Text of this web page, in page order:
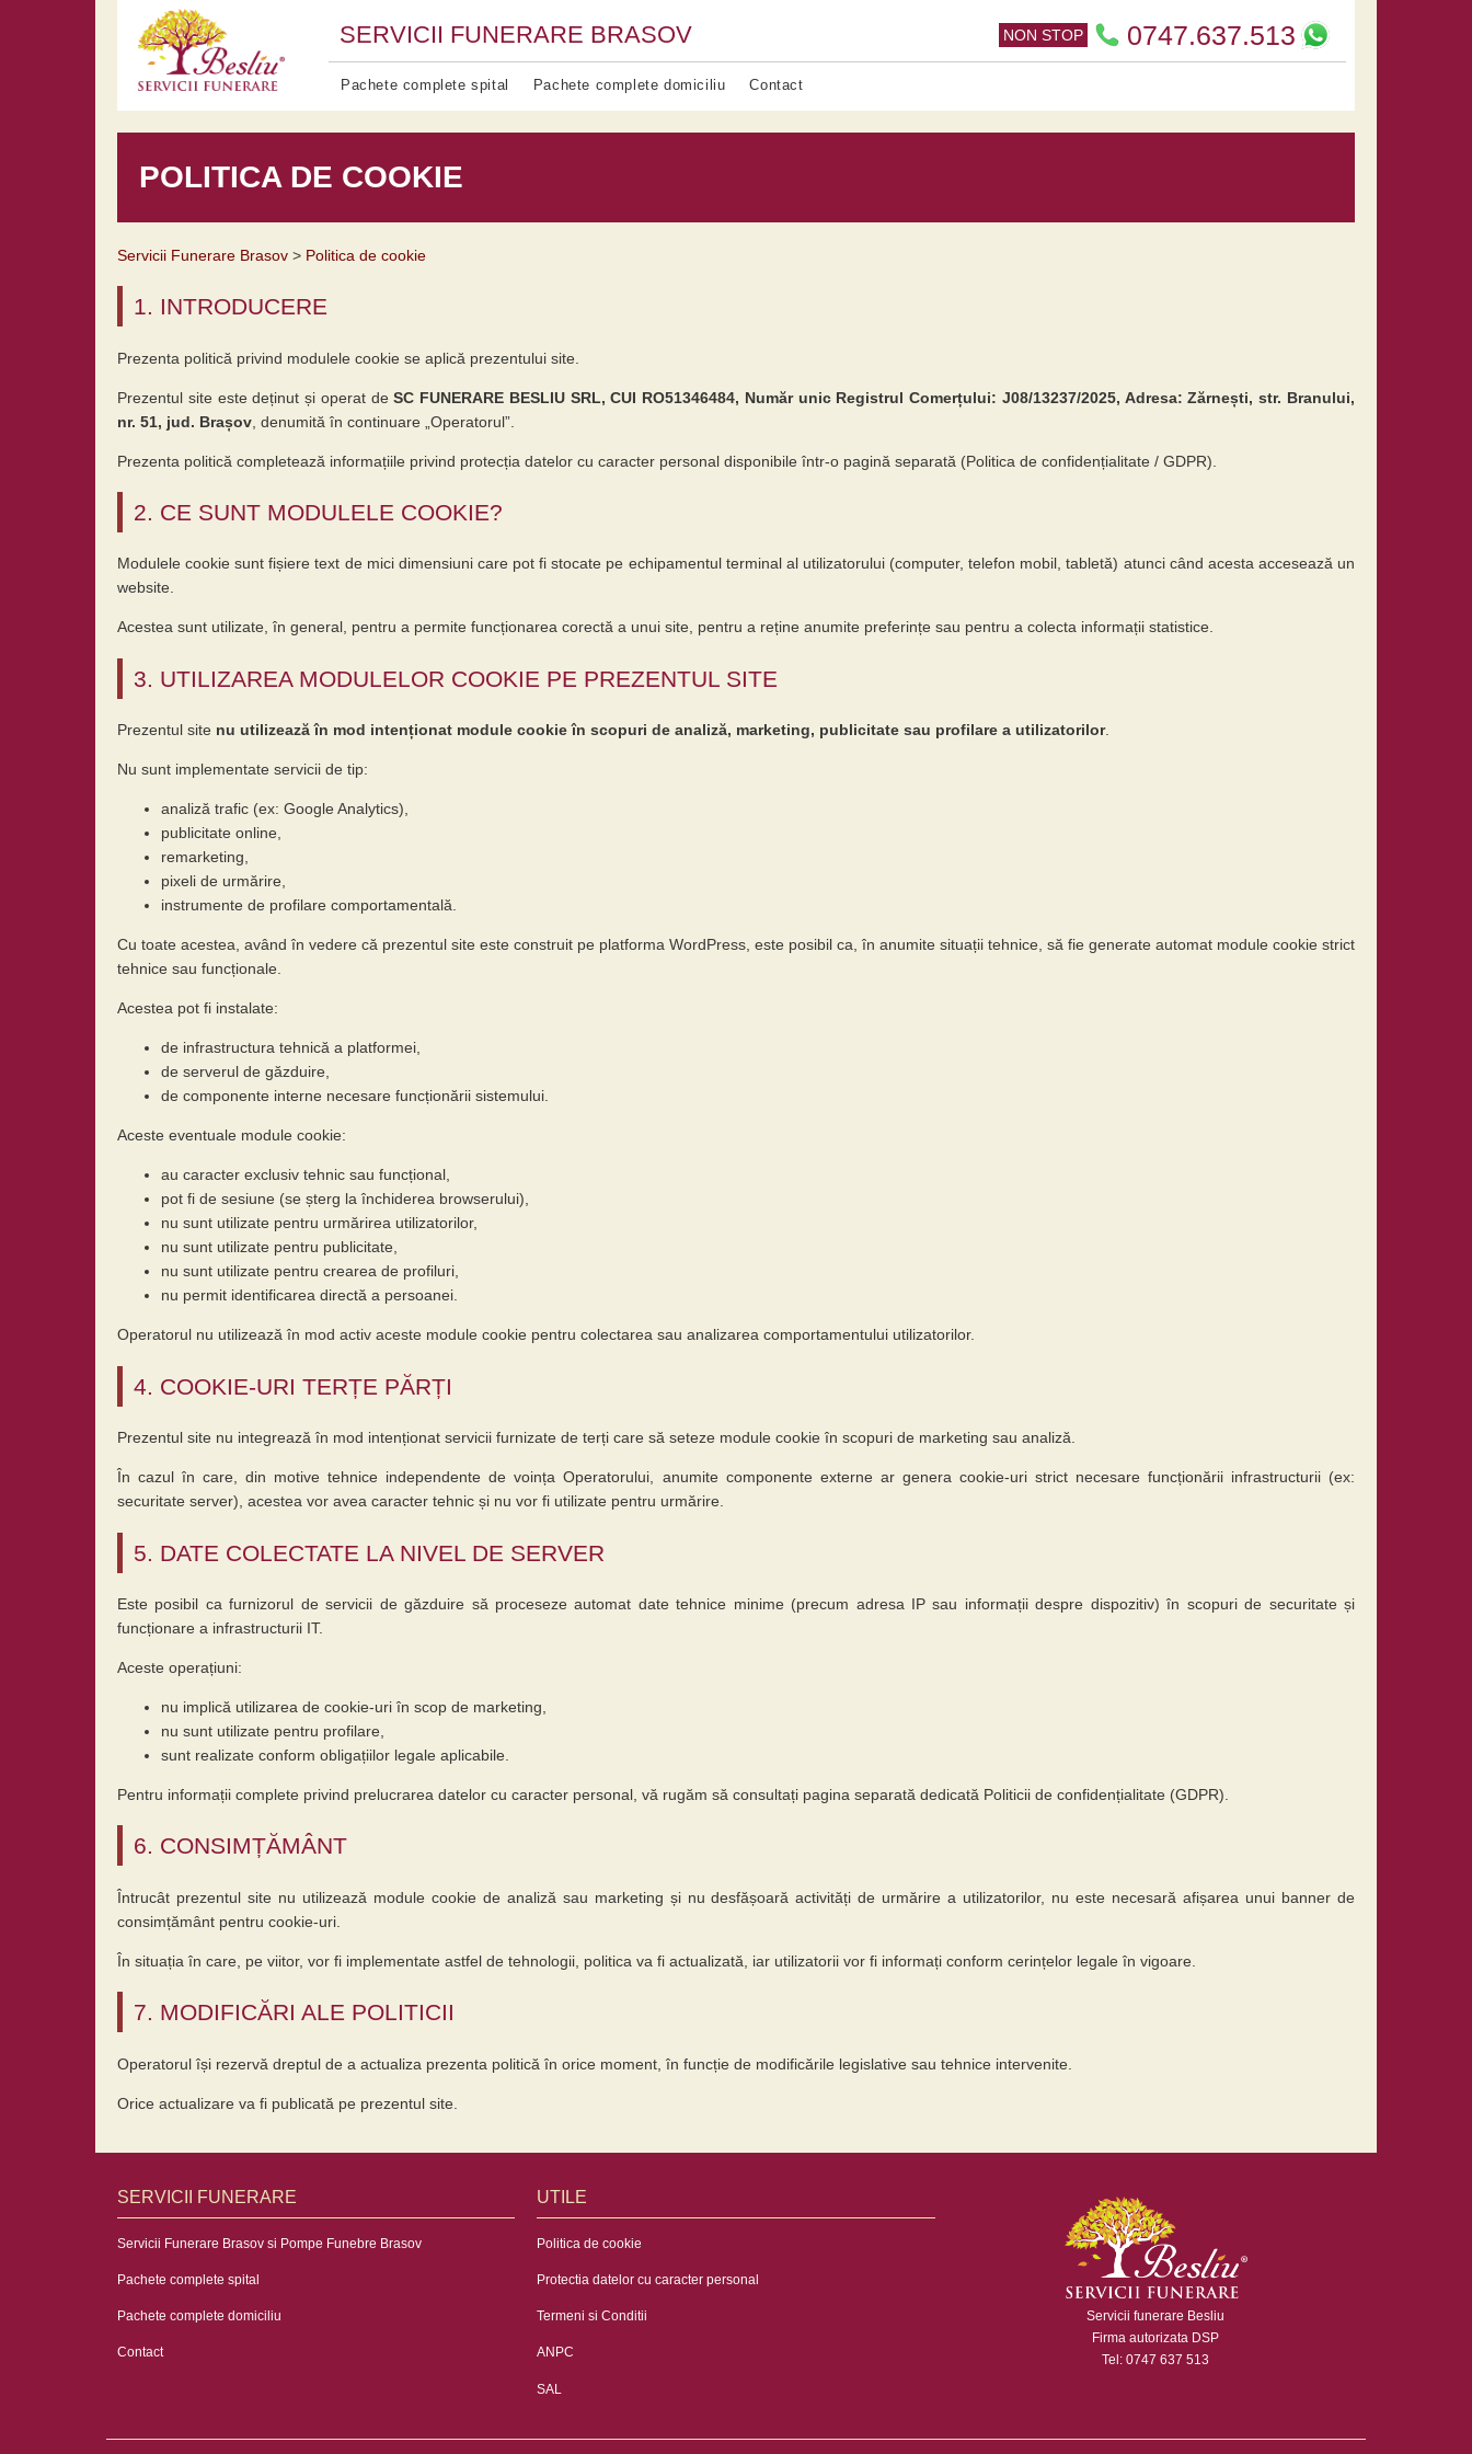
SERVICII FUNERARE BRASOV NON STOP 0747.637.513
Pachete complete spital Pachete complete domiciliu Contact
POLITICA DE COOKIE
Servicii Funerare Brasov Politica de cookie
1. INTRODUCERE
Prezenta politică privind modulele cookie se aplică prezentului site.
Prezentul site este deținut și operat deSC FUNERARE BESLIU SRL, CUI RO51346484, Număr unic Registrul Comerțului: J08/13237/2025, Adresa: Zărnești, str. Branului,
nr. 51, jud. Brașov , denumită în continuare „Operatorul”.
Prezenta politică completează informațiile privind protecția datelor cu caracter personal disponibile într-o pagină separată (Politica de confidențialitate / GDPR).
2. CE SUNT MODULELE COOKIE?
Modulele cookie sunt fișiere text de mici dimensiuni care pot fi stocate pe echipamentul terminal al utilizatorului (computer, telefon mobil, tabletă) atunci când acesta accesează un
website.
Acestea sunt utilizate, în general, pentru a permite funcționarea corectă a unui site, pentru a reține anumite preferințe sau pentru a colecta informații statistice.
3. UTILIZAREA MODULELOR COOKIE PE PREZENTUL SITE
Prezentul site nu utilizează în mod intenționat module cookie în scopuri de analiză, marketing, publicitate sau profilare a utilizatorilor.
Nu sunt implementate servicii de tip:
analiză trafic (ex: Google Analytics),
publicitate online,
remarketing,
pixeli de urmărire,
instrumente de profilare comportamentală.
Cu toate acestea, având în vedere că prezentul site este construit pe platforma WordPress, este posibil ca, în anumite situații tehnice, să fie generate automat module cookie strict
tehnice sau funcționale.
Acestea pot fi instalate:
de infrastructura tehnică a platformei,
de serverul de găzduire,
de componente interne necesare funcționării sistemului.
Aceste eventuale module cookie:
au caracter exclusiv tehnic sau funcțional,
pot fi de sesiune (se șterg la închiderea browserului),
nu sunt utilizate pentru urmărirea utilizatorilor,
nu sunt utilizate pentru publicitate,
nu sunt utilizate pentru crearea de profiluri,
nu permit identificarea directă a persoanei.
Operatorul nu utilizează în mod activ aceste module cookie pentru colectarea sau analizarea comportamentului utilizatorilor.
4. COOKIE-URI TERȚE PĂRȚI
Prezentul site nu integrează în mod intenționat servicii furnizate de terți care să seteze module cookie în scopuri de marketing sau analiză.
În cazul în care, din motive tehnice independente de voința Operatorului, anumite componente externe ar genera cookie-uri strict necesare funcționării infrastructurii (ex:
securitate server), acestea vor avea caracter tehnic și nu vor fi utilizate pentru urmărire.
5. DATE COLECTATE LA NIVEL DE SERVER
Este posibil ca furnizorul de servicii de găzduire să proceseze automat date tehnice minime (precum adresa IP sau informații despre dispozitiv) în scopuri de securitate și
funcționare a infrastructurii IT.
Aceste operațiuni:
nu implică utilizarea de cookie-uri în scop de marketing,
nu sunt utilizate pentru profilare,
sunt realizate conform obligațiilor legale aplicabile.
Pentru informații complete privind prelucrarea datelor cu caracter personal, vă rugăm să consultați pagina separată dedicată Politicii de confidențialitate (GDPR).
6. CONSIMȚĂMÂNT
Întrucât prezentul site nu utilizează module cookie de analiză sau marketing și nu desfășoară activități de urmărire a utilizatorilor, nu este necesară afișarea unui banner de
consimțământ pentru cookie-uri.
În situația în care, pe viitor, vor fi implementate astfel de tehnologii, politica va fi actualizată, iar utilizatorii vor fi informați conform cerințelor legale în vigoare.
7. MODIFICĂRI ALE POLITICII
Operatorul își rezervă dreptul de a actualiza prezenta politică în orice moment, în funcție de modificările legislative sau tehnice intervenite.
Orice actualizare va fi publicată pe prezentul site.
SERVICII FUNERARE
Servicii Funerare Brasov si Pompe Funebre Brasov
Pachete complete spital
Pachete complete domiciliu
Contact
UTILE
Politica de cookie
Protectia datelor cu caracter personal
Termeni si Conditii
ANPC
SAL
Servicii funerare Besliu
Firma autorizata DSP
Tel: 0747 637 513